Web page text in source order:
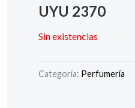
UYU 2370
Sin existencias
Categoría: Perfumería